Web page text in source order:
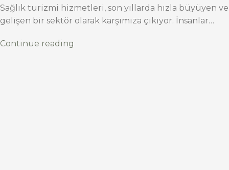
Sağlık turizmi hizmetleri, son yıllarda hızla büyüyen ve
gelişen bir sektör olarak karşımıza çıkıyor. İnsanlar…
Continue reading